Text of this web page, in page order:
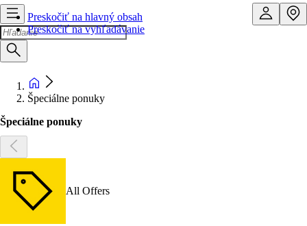
Preskočiť na hlavný obsah
Preskočiť na vyhľadávanie
Špeciálne ponuky
Špeciálne ponuky
All Offers